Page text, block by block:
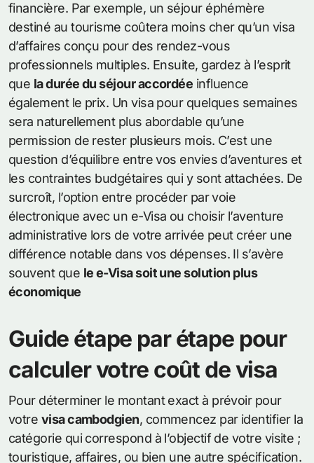
financière. Par exemple, un séjour éphémère
destiné au tourisme coûtera moins cher qu’un visa
d’affaires conçu pour des rendez-vous
professionnels multiples. Ensuite, gardez à l’esprit
que la durée du séjour accordée influence
également le prix. Un visa pour quelques semaines
sera naturellement plus abordable qu’une
permission de rester plusieurs mois. C’est une
question d’équilibre entre vos envies d’aventures et
les contraintes budgétaires qui y sont attachées. De
surcroît, l’option entre procéder par voie
électronique avec un e-Visa ou choisir l’aventure
administrative lors de votre arrivée peut créer une
différence notable dans vos dépenses. Il s’avère
souvent que le e-Visa soit une solution plus
économique
Guide étape par étape pour
calculer votre coût de visa
Pour déterminer le montant exact à prévoir pour
votre visa cambodgien, commencez par identifier la
catégorie qui correspond à l’objectif de votre visite ;
touristique, affaires, ou bien une autre spécification.